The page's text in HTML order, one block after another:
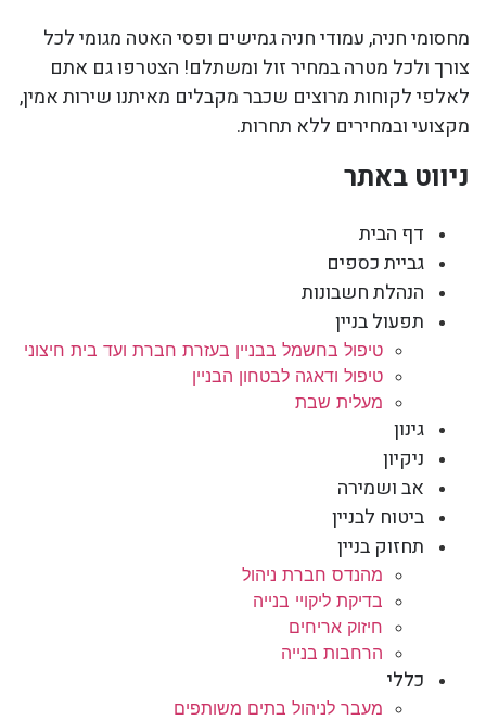
מחסומי חניה, עמודי חניה גמישים ופסי האטה מגומי לכל
צורך ולכל מטרה במחיר זול ומשתלם! הצטרפו גם אתם
לאלפי לקוחות מרוצים שכבר מקבלים מאיתנו שירות אמין,
מקצועי ובמחירים ללא תחרות.
ניווט באתר
דף הבית
גביית כספים
הנהלת חשבונות
תפעול בניין
טיפול בחשמל בבניין בעזרת חברת ועד בית חיצוני
טיפול ודאגה לבטחון הבניין
מעלית שבת
גינון
ניקיון
אב ושמירה
ביטוח לבניין
תחזוק בניין
מהנדס חברת ניהול
בדיקת ליקויי בנייה
חיזוק אריחים
הרחבות בנייה
כללי
מעבר לניהול בתים משותפים